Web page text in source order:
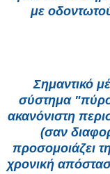
με
Σημαντικό
σύστημα
ακανόνιστη
(σαν
προσομοιάζει
χρονική